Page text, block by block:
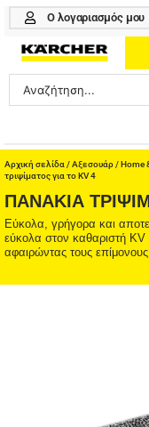
Μετάβαση
περιεχόμενο
Ο λογαριασμός μου
Search
...
ONLINE SHOP
HOME & GARDEN
PROFESSIONAL
Αρχική σελίδα /Αξεσουάρ/Home
τριψίματος για το KV 4
ΠΑΝΆΚΙΑ
Εύκολα, γρήγορα και
εύκολα στον καθαριστή
αφαιρώντας τους